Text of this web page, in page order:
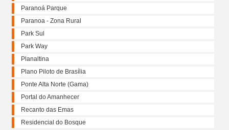
Paranoá Parque
Paranoa - Zona Rural
Park Sul
Park Way
Planaltina
Plano Piloto de Brasília
Ponte Alta Norte (Gama)
Portal do Amanhecer
Recanto das Emas
Residencial do Bosque